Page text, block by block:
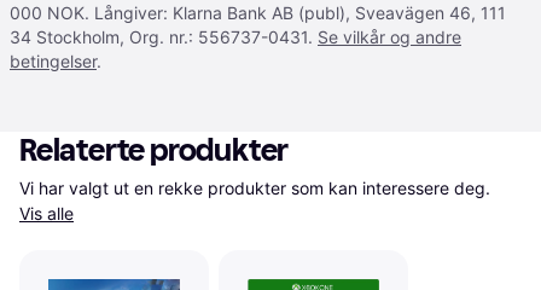
000 NOK. Långiver: Klarna Bank AB (publ), Sveavägen 46, 111
34 Stockholm, Org. nr.: 556737-0431. Se vilkår og andre
betingelser.
Relaterte produkter
Vis alle